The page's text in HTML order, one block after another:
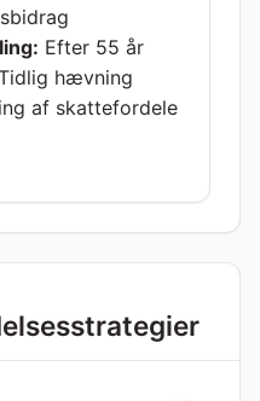
Efter 55 år
hævning
af skattefordele